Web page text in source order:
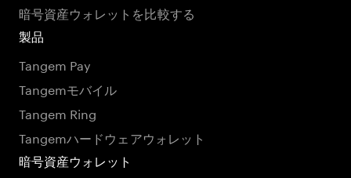
暗号資産ウォレットを比較する
製品
Tangem Pay
Tangemモバイル
Tangem Ring
Tangemハードウェアウォレット
暗号資産ウォレット